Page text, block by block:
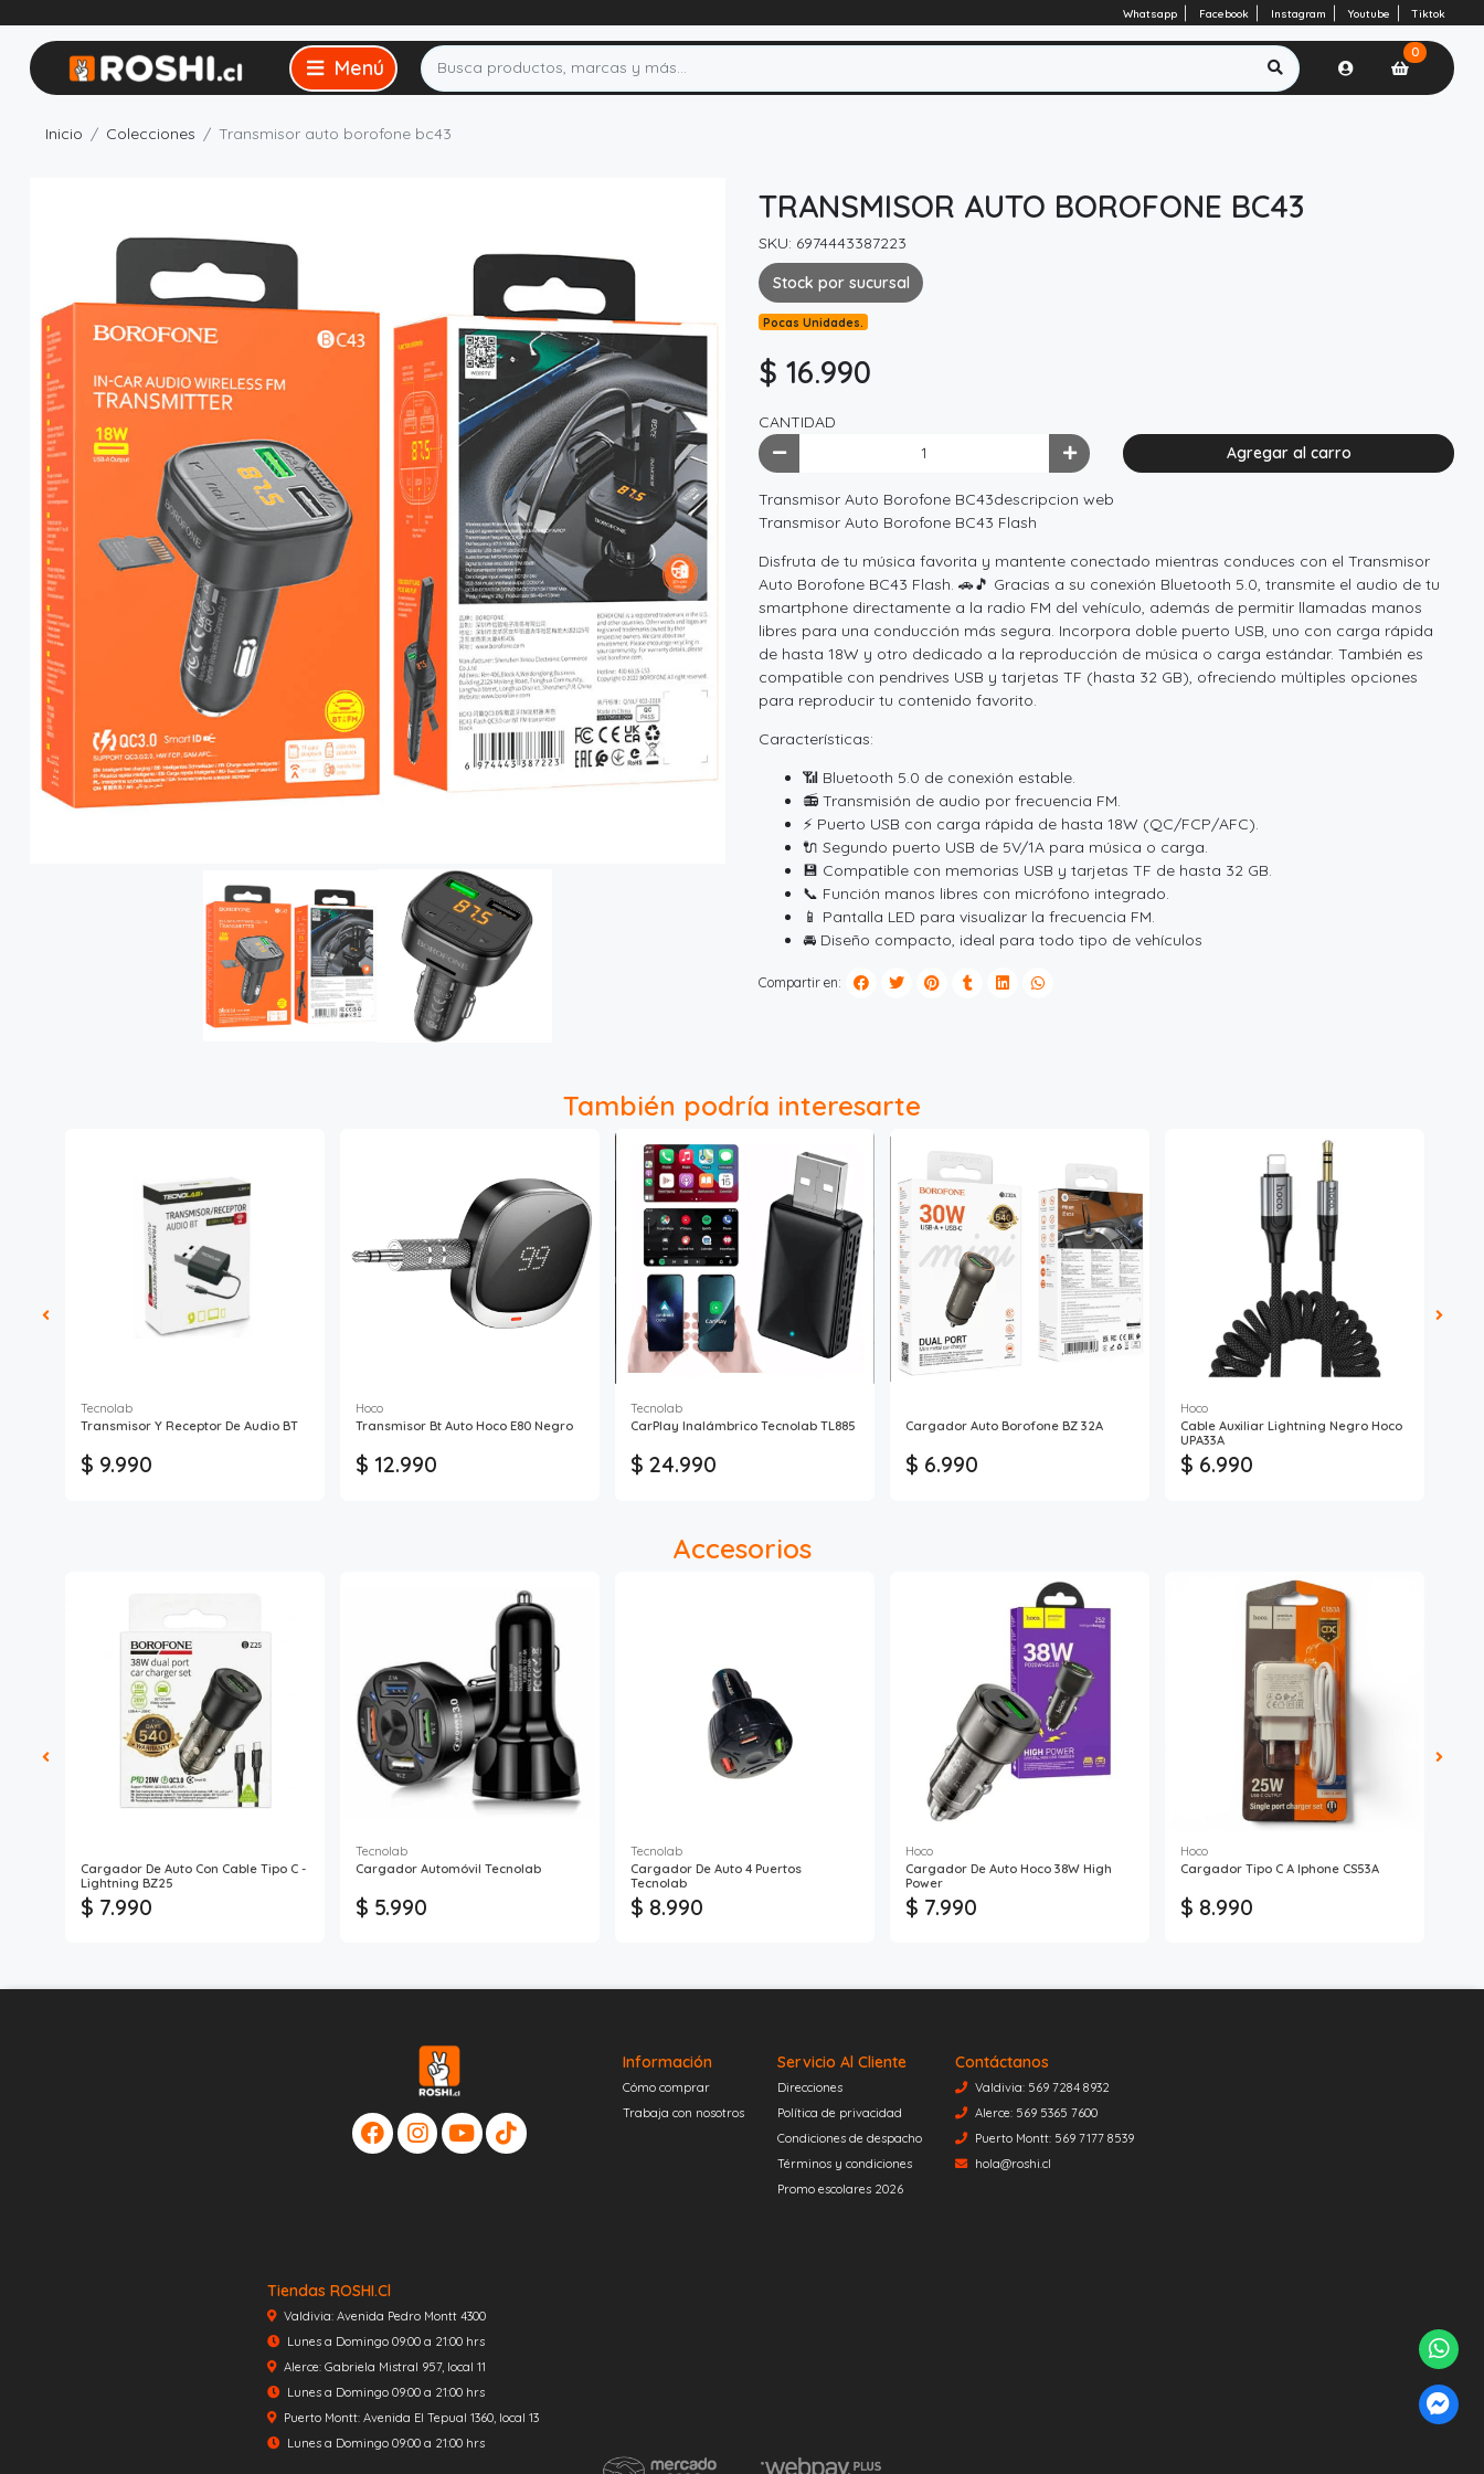
Whatsapp Facebook Instagram Youtube Tiktok
0
Inicio Colecciones Transmisor auto borofone bc43
TRANSMISOR AUTO BOROFONE BC43
SKU: 6974443387223
Stock por sucursal
Pocas Unidades.
$ 16.990
CANTIDAD
Agregar al carro
Transmisor Auto Borofone BC43descripcion web
Transmisor Auto Borofone BC43 Flash
Disfruta de tu música favorita y mantente conectado mientras conduces con el Transmisor
Auto Borofone BC43 Flash. 🚗🎵 Gracias a su conexión Bluetooth 5.0, transmite el audio de tu
smartphone directamente a la radio FM del vehículo, además de permitir llamadas manos
libres para una conducción más segura. Incorpora doble puerto USB, uno con carga rápida
de hasta 18W y otro dedicado a la reproducción de música o carga estándar. También es
compatible con pendrives USB y tarjetas TF (hasta 32 GB), ofreciendo múltiples opciones
para reproducir tu contenido favorito.
Características:
📶 Bluetooth 5.0 de conexión estable.
📻 Transmisión de audio por frecuencia FM.
⚡ Puerto USB con carga rápida de hasta 18W (QC/FCP/AFC).
🔌 Segundo puerto USB de 5V/1A para música o carga.
💾 Compatible con memorias USB y tarjetas TF de hasta 32 GB.
📞 Función manos libres con micrófono integrado.
📱 Pantalla LED para visualizar la frecuencia FM.
🚘 Diseño compacto, ideal para todo tipo de vehículos
Compartir en:
También podría interesarte
Tecnolab
Transmisor Y Receptor De Audio BT
$ 9.990
Hoco
Transmisor Bt Auto Hoco E80 Negro
$ 12.990
Tecnolab
CarPlay Inalámbrico Tecnolab TL885
$ 24.990
Cargador Auto Borofone BZ 32A
$ 6.990
Hoco
Cable Auxiliar Lightning Negro Hoco
UPA33A
$ 6.990
Accesorios
Cargador De Auto Con Cable Tipo C -
Lightning BZ25
$ 7.990
Tecnolab
Cargador Automóvil Tecnolab
$ 5.990
Tecnolab
Cargador De Auto 4 Puertos
Tecnolab
$ 8.990
Hoco
Cargador De Auto Hoco 38W High
Power
$ 7.990
Hoco
Cargador Tipo C A Iphone CS53A
$ 8.990
Información
Cómo comprar
Trabaja con nosotros
Servicio Al Cliente
Direcciones
Política de privacidad
Condiciones de despacho
Términos y condiciones
Promo escolares 2026
Contáctanos
Valdivia: 569 7284 8932
Alerce: 569 5365 7600
Puerto Montt: 569 7177 8539
hola@roshi.cl
Tiendas ROSHI.cl
Valdivia: Avenida Pedro Montt 4300
Lunes a Domingo 09:00 a 21:00 hrs
Alerce: Gabriela Mistral 957, local 11
Lunes a Domingo 09:00 a 21:00 hrs
Puerto Montt: Avenida El Tepual 1360, local 13
Lunes a Domingo 09:00 a 21:00 hrs